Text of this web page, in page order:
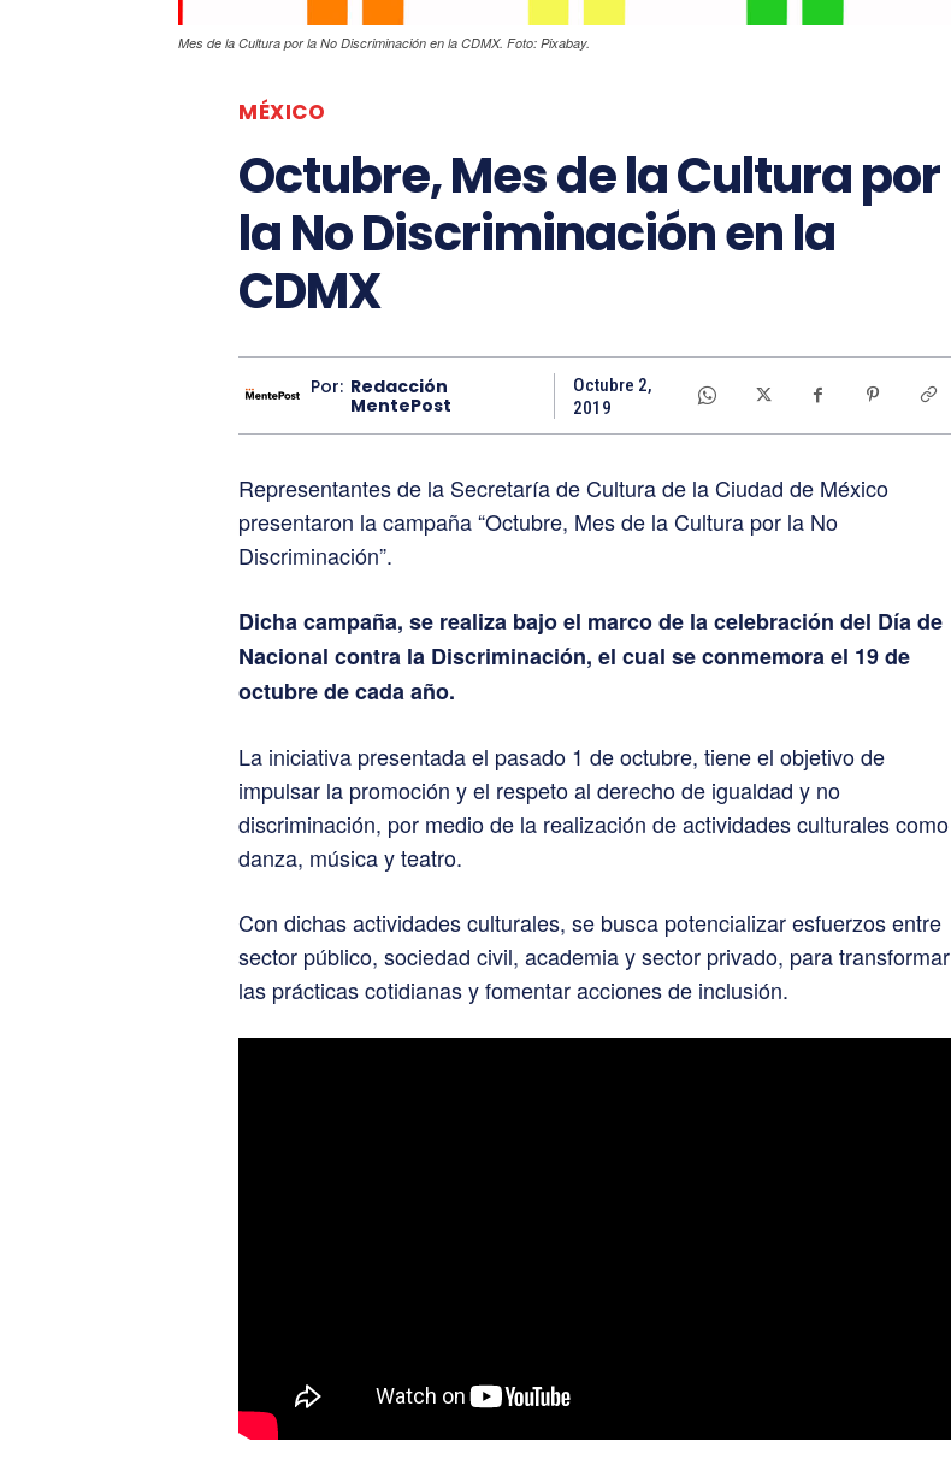
Mes de la Cultura por la No Discriminación en la CDMX. Foto: Pixabay.
MÉXICO
Octubre, Mes de la Cultura por
la No Discriminación en la
CDMX
Por: Redacción
MentePost
Octubre 2,
2019
Representantes de la Secretaría de Cultura de la Ciudad de México
presentaron la campaña “Octubre, Mes de la Cultura por la No
Discriminación”.
Dicha campaña, se realiza bajo el marco de la celebración del Día de
Nacional contra la Discriminación, el cual se conmemora el 19 de
octubre de cada año.
La iniciativa presentada el pasado 1 de octubre, tiene el objetivo de
impulsar la promoción y el respeto al derecho de igualdad y no
discriminación, por medio de la realización de actividades culturales como
danza, música y teatro.
Con dichas actividades culturales, se busca potencializar esfuerzos entre
sector público, sociedad civil, academia y sector privado, para transformar
las prácticas cotidianas y fomentar acciones de inclusión.